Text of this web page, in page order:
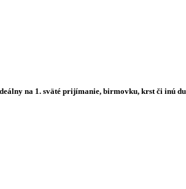
na 1. sväté prijímanie, birmovku, krst či inú